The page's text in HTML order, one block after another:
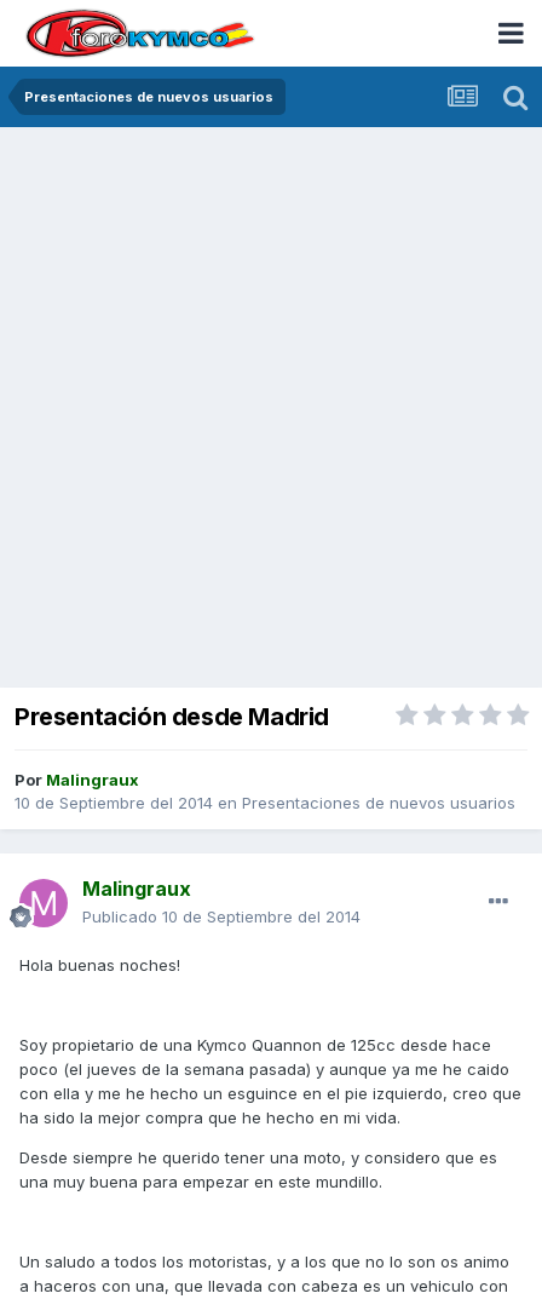
Presentaciones de nuevos usuarios
Presentación desde Madrid
Por Malingraux
10 de Septiembre del 2014 en Presentaciones de nuevos usuarios
Malingraux
Publicado 10 de Septiembre del 2014
Hola buenas noches!
Soy propietario de una Kymco Quannon de 125cc desde hace
poco (el jueves de la semana pasada) y aunque ya me he caido
con ella y me he hecho un esguince en el pie izquierdo, creo que
ha sido la mejor compra que he hecho en mi vida.
Desde siempre he querido tener una moto, y considero que es
una muy buena para empezar en este mundillo.
Un saludo a todos los motoristas, y a los que no lo son os animo
a haceros con una, que llevada con cabeza es un vehiculo con